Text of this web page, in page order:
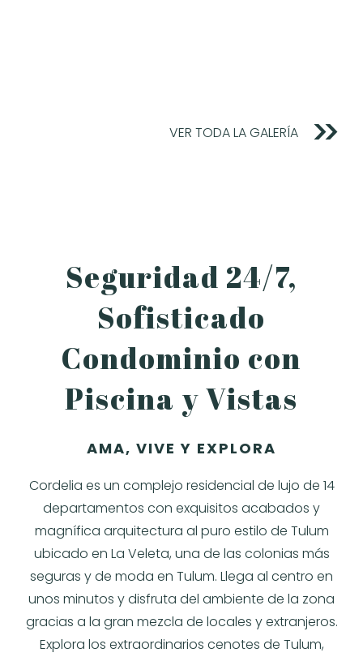
VER TODA LA GALERÍA
Seguridad 24/7,
Sofisticado
Condominio con
Piscina y Vistas
AMA, VIVE Y EXPLORA
Cordelia es un complejo residencial de lujo de 14
departamentos con exquisitos acabados y
magnífica arquitectura al puro estilo de Tulum
ubicado en La Veleta, una de las colonias más
seguras y de moda en Tulum. Llega al centro en
unos minutos y disfruta del ambiente de la zona
gracias a la gran mezcla de locales y extranjeros.
Explora los extraordinarios cenotes de Tulum,